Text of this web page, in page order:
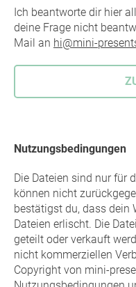
Ich beantworte dir hier
deine Frage nicht
Mail an hi@mini-
Nutzungsbedingungen
Die Dateien sind nur für
können nicht
bestätigst du, dass dein
Dateien erlischt. Die
geteilt oder verkauft
nicht kommerziellen
Copyright von mini-